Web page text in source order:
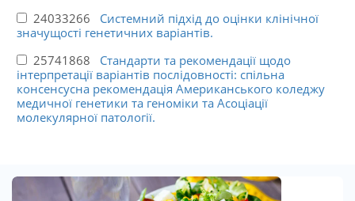
24033266 Системний підхід до оцінки клінічної
значущості генетичних варіантів.
25741868 Стандарти та рекомендації щодо
інтерпретації варіантів послідовності: спільна
консенсусна рекомендація Американського коледжу
медичної генетики та геноміки та Асоціації
молекулярної патології.